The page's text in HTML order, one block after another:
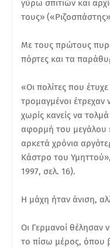
γύρω σπιτιών και
τους»
Με τους πρώτους
πόρτες και τα
«Οι πολίτες που
τρομαγμένοι έτρεχαν
χωρίς κανείς να
αφορμή του μεγάλου
αρκετά χρόνια
Κάστρο του
1997, σελ. 16).
Η μάχη ήταν άνιση,
Οι Γερμανοί θέλησαν
το πίσω μέρος, όπου